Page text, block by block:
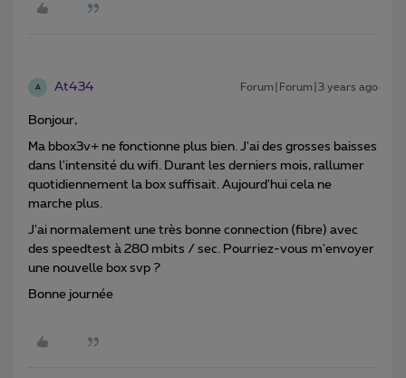
A At434 Forum|Forum|3 years ago
Bonjour,
Ma bbox3v+ ne fonctionne plus bien. J'ai des grosses baisses
dans l'intensité du wifi. Durant les derniers mois, rallumer
quotidiennement la box suffisait. Aujourd'hui cela ne
marche plus.
J'ai normalement une très bonne connection (fibre) avec
des speedtest à 280 mbits / sec. Pourriez-vous m'envoyer
une nouvelle box svp ?
Bonne journée